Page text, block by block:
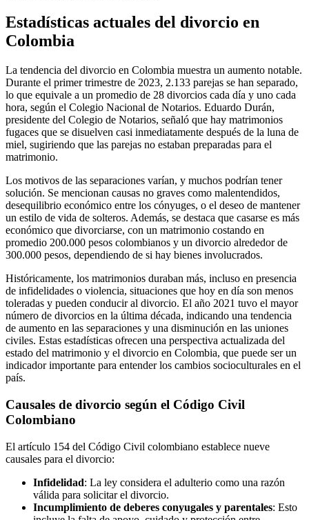
Estadísticas actuales del divorcio en
Colombia
La tendencia del divorcio en Colombia muestra un aumento notable.
Durante el primer trimestre de 2023, 2.133 parejas se han separado,
lo que equivale a un promedio de 28 divorcios cada día y uno cada
hora, según el Colegio Nacional de Notarios. Eduardo Durán,
presidente del Colegio de Notarios, señaló que hay matrimonios
fugaces que se disuelven casi inmediatamente después de la luna de
miel, sugiriendo que las parejas no estaban preparadas para el
matrimonio.
Los motivos de las separaciones varían, y muchos podrían tener
solución. Se mencionan causas no graves como malentendidos,
desequilibrio económico entre los cónyuges, o el deseo de mantener
un estilo de vida de solteros. Además, se destaca que casarse es más
económico que divorciarse, con un matrimonio costando en
promedio 200.000 pesos colombianos y un divorcio alrededor de
300.000 pesos, dependiendo de si hay bienes involucrados.
Históricamente, los matrimonios duraban más, incluso en presencia
de infidelidades o violencia, situaciones que hoy en día son menos
toleradas y pueden conducir al divorcio. El año 2021 tuvo el mayor
número de divorcios en la última década, indicando una tendencia
de aumento en las separaciones y una disminución en las uniones
civiles. Estas estadísticas ofrecen una perspectiva actualizada del
estado del matrimonio y el divorcio en Colombia, que puede ser un
indicador importante para entender los cambios socioculturales en el
país.
Causales de divorcio según el Código Civil
Colombiano
El artículo 154 del Código Civil colombiano establece nueve
causales para el divorcio:
Infidelidad: La ley considera el adulterio como una razón
válida para solicitar el divorcio.
Incumplimiento de deberes conyugales y parentales: Esto